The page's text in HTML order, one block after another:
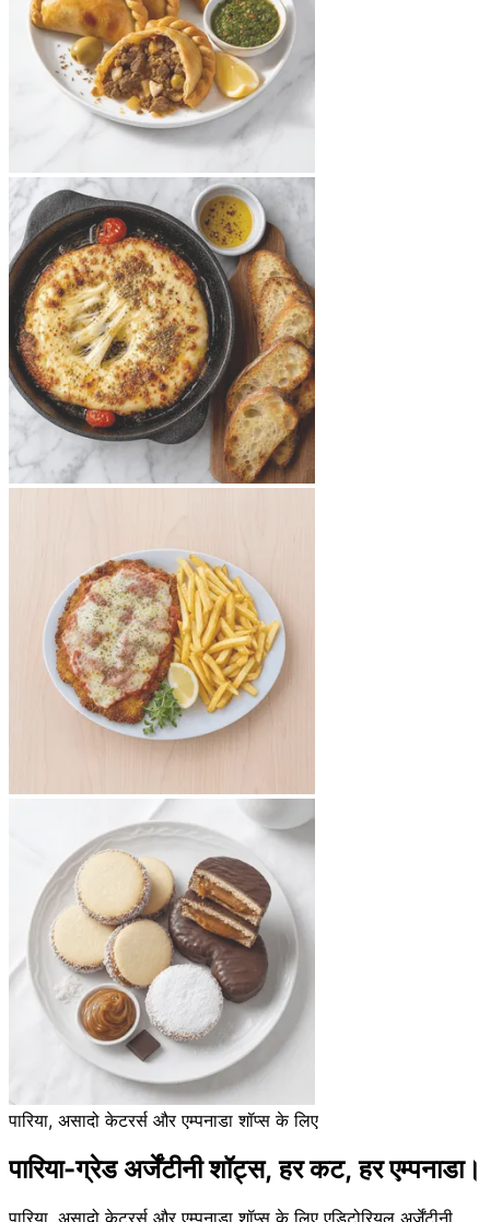
पारिया, असादो केटरर्स और एम्पनाडा शॉप्स के लिए
पारिया-ग्रेड अर्जेंटीनी शॉट्स,हर कट, हर एम्पनाडा।
पारिया, असादो केटरर्स और एम्पनाडा शॉप्स के लिए एडिटोरियल अर्जेंटीनी